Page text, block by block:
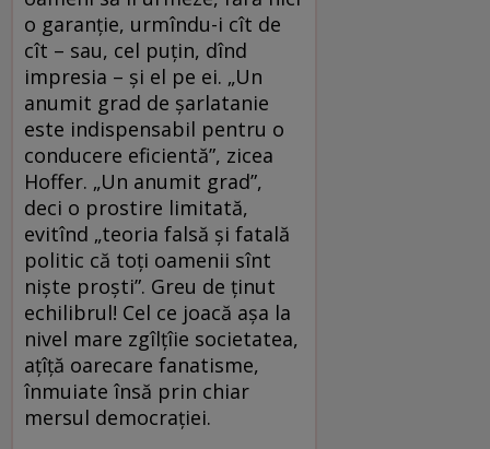
o garanție, urmîndu-i cît de
cît – sau, cel puțin, dînd
impresia – și el pe ei. „Un
anumit grad de șarlatanie
este indispensabil pentru o
conducere eficientă”, zicea
Hoffer. „Un anumit grad”,
deci o prostire limitată,
evitînd „teoria falsă și fatală
politic că toți oamenii sînt
niște proști”. Greu de ținut
echilibrul! Cel ce joacă așa la
nivel mare zgîlțîie societatea,
ațîță oarecare fanatisme,
înmuiate însă prin chiar
mersul democrației.